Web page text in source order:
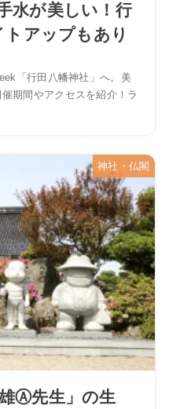
水が美しい！行
トアップもあり
「行田八幡神社」へ。美
期間やアクセスを紹介！ラ
神社・仏閣
Ⓐ先生」の生